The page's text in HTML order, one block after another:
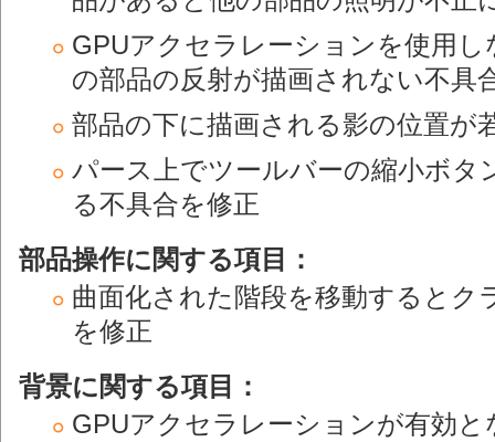
GPUアクセラレーションを使用
の部品の反射が描画されない不具
部品の下に描画される影の位置が
パース上でツールバーの縮小ボタ
る不具合を修正
部品操作に関する項目：
曲面化された階段を移動すると
を修正
背景に関する項目：
GPUアクセラレーションが有効